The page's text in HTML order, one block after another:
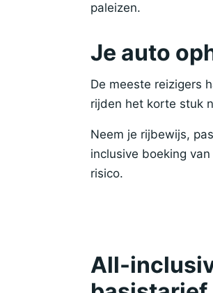
paleizen.
Je auto
De meeste reizigers
rijden het korte stuk
Neem je rijbewijs,
inclusive boeking
risico.
All-